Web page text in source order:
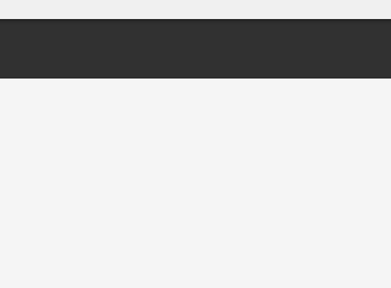
Jsou nezbytné pro správné
údajů, které nám
o cookies systémů třetích